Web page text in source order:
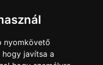
nyomkövető
javítsa a